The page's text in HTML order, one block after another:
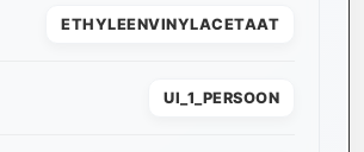
ETHYLEENVINYLACETAAT
UI_1_PERSOON